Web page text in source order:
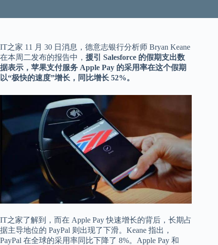
IT之家 11 月 30 日消息，德意志银行分析师 Bryan Keane
在本周二发布的报告中， 援引 Salesforce 的假期支出数
据表示，苹果支付服务 Apple Pay 的采用率在这个假期
以“极快的速度”增长，同比增长 52%。
IT之家了解到，而在 Apple Pay 快速增长的背后，长期占
据主导地位的 PayPal 则出现了下滑。Keane 指出，
PayPal 在全球的采用率同比下降了 8%。Apple Pay 和